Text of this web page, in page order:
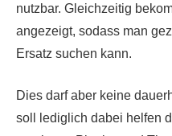
nutzbar. Gleichzeitig
angezeigt, sodass man
Ersatz suchen kann.
Dies darf aber keine
soll lediglich dabei helfen